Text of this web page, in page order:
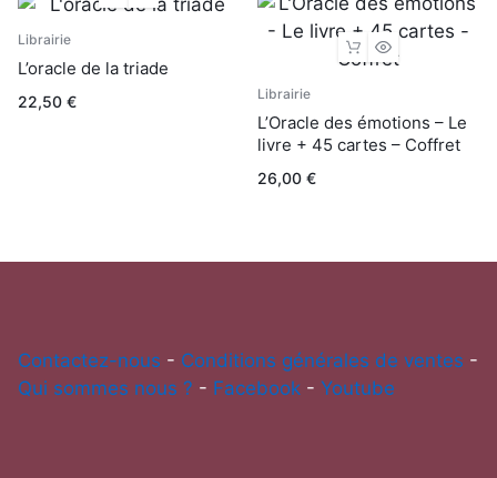
Librairie
L’oracle de la triade
22,50 € Librairie
L’Oracle des émotions – Le
livre + 45 cartes – Coffret
26,00 €
Contactez-nous - Conditions générales de ventes -
Qui sommes nous ? - Facebook - Youtube